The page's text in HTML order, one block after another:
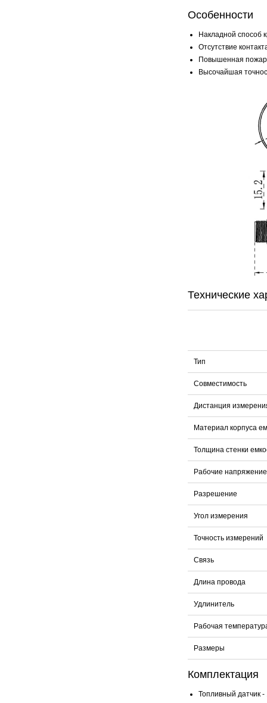
Особенности
Накладной способ
Отсутствие
Повышенная
Высочайшая
Технические
Тип
Совместимость
Дистанция
Материал корпуса
Толщина стенки
Рабочие напряжение
Разрешение
Угол измерения
Точность измерений
Связь
Длина провода
Удлинитель
Рабочая
Размеры
Комплектация
Топливный датчик -